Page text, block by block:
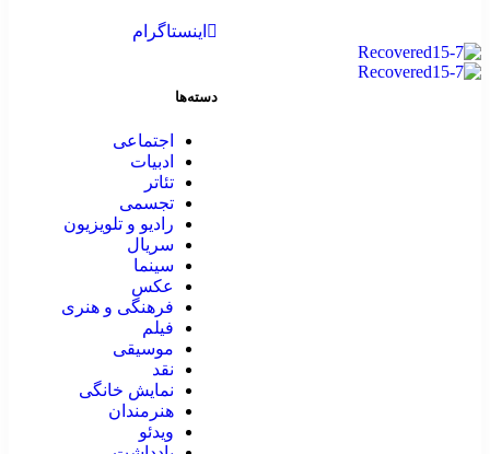
اینستاگرام
دسته‌ها
اجتماعی
ادبیات
تئاتر
تجسمی
رادیو و تلویزیون
سریال
سینما
عکس
فرهنگی و هنری
فیلم
موسیقی
نقد
نمایش خانگی
هنرمندان
ویدئو